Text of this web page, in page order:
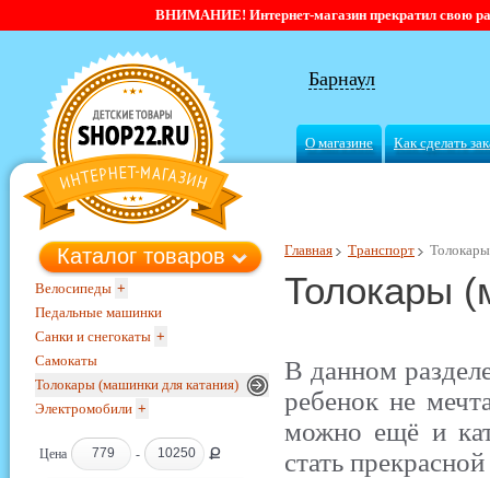
ВНИМАНИЕ! Интернет-магазин прекратил свою
Барнаул
О магазине Как сделать
Главная Транспорт
Толокары
В данном
ребенок не
можно ещё и
стать
Каталог товаров
Велосипеды +
Педальные машинки
Санки и снегокаты +
Самокаты
Толокары (машинки для катания)
Электромобили +
Цена - Ք